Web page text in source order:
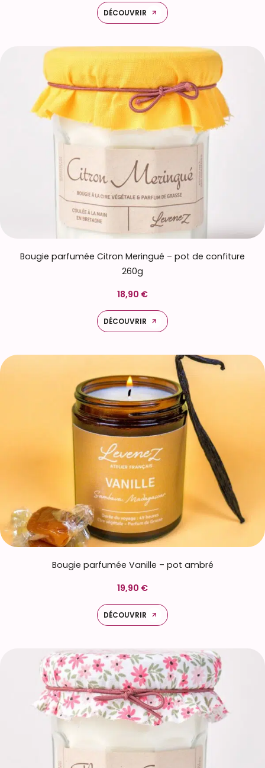
DÉCOUVRIR
Bougie parfumée Citron Meringué – pot de confiture
260g
18,90 €
DÉCOUVRIR
Bougie parfumée Vanille – pot ambré
19,90 €
DÉCOUVRIR